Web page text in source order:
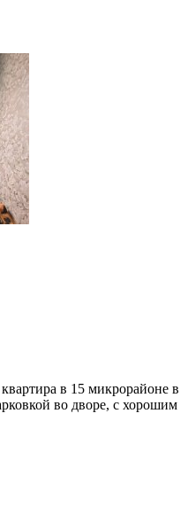
в 15 микрорайоне в
во дворе, с хорошим